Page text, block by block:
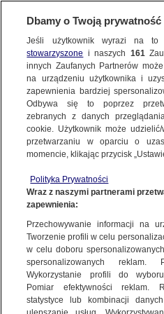
FAKTY | ZOBACZ FAKTY
Przepisy tzw. ustawy Kamilka
standardy ochrony małoletnich
NAJNOWSZE
ZOBACZ FAKTY
FAKTY PO FAKTACH
FAKTY O ŚWIECIE
WIĘCEJ
KANAŁY
Dzień
Jedno konto do
Dbamy o Twoją prywatność
Jeśli użytkownik wyrazi na
stowarzyszone i naszych 161
innych Zaufanych Partnerów
na urządzeniu użytkownika i
zapewnienia bardziej
Odbywa się to poprzez
zebranych z danych
cookie. Użytkownik może
przetwarzaniu w oparciu o
momencie, klikając przycisk
Polityka Prywatności
Wraz z naszymi partnerami
zapewnienia:
Przechowywanie informacji na
Tworzenie profili w celu
w celu doboru
spersonalizowanych reklam.
Wykorzystanie profili do
Pomiar efektywności reklam.
statystyce lub kombinacji